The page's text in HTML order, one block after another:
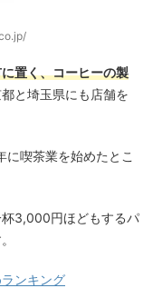
置く、コーヒーの製
と埼玉県にも店舗を
喫茶業を始めたとこ
3,000円ほどもするパ
ンキング